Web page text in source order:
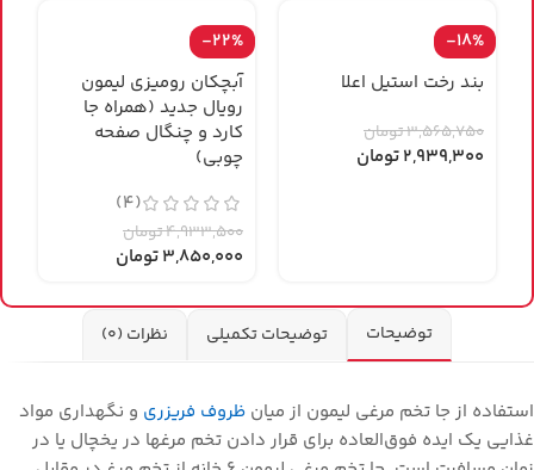
-18%
بند رخت استیل اعلا
3,565,750تومان
2,939,300تومان
-22%
آبچکان رومیزی لیمون
رویال جدید (همراه جا
کارد و چنگال صفحه
چوبی)
(4)
4,933,500تومان
3,850,000تومان
توضیحات توضیحات تکمیلی نظرات (0)
استفاده از جا تخم مرغی لیمون از میان ظروف فریزری و نگهداری مواد
غذایی یک ایده فوق‌العاده برای قرار دادن تخم مرغها در یخچال یا در